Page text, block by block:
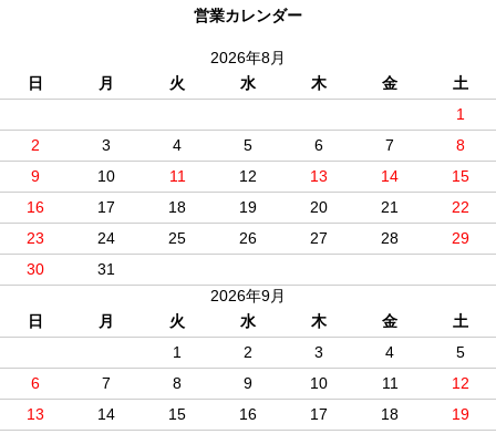
営業カレンダー
2026年8月
日
月 火 水 木 金
土
1
2
3 4 5 6 7
8
9
10 11 12 13 14
15
16
17 18 19 20 21
22
23
24 25 26 27 28
29
30
31
2026年9月
日
月 火 水 木 金
土
1
2 3 4
5
6
7 8 9 10 11
12
13
14 15 16 17 18
19